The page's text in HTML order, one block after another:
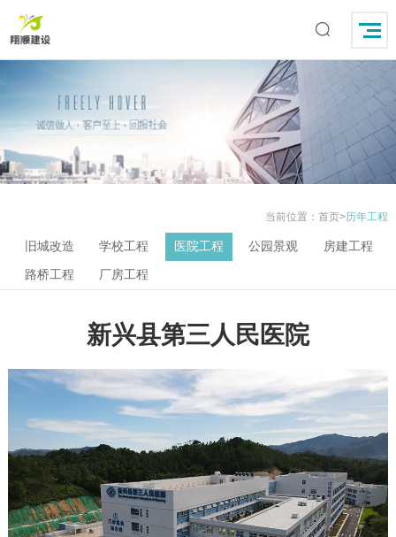
当前位置：首页>历年工程
旧城改造 学校工程 医院工程 公园景观
房建工程
路桥工程
厂房工程
新兴县第三人民医院